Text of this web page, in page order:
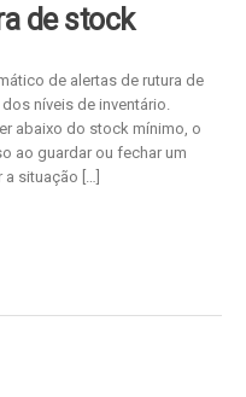
de stock
de alertas de rutura de
níveis de inventário.
abaixo do stock mínimo, o
ao guardar ou fechar um
situação […]